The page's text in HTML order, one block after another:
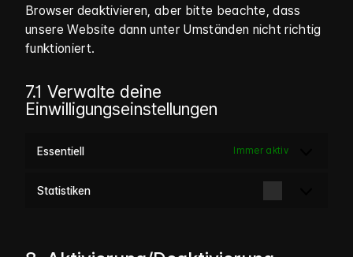
Browser deaktivieren, aber bitte beachte, dass
unsere Website dann unter Umständen nicht richtig
funktioniert.
7.1 Verwalte deine
Einwilligungseinstellungen
Essentiell Immer aktiv
Statistiken